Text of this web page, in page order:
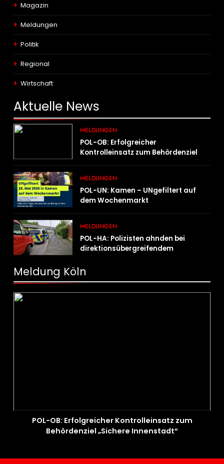
Magazin
Meldungen
Politik
Regional
Wirtschaft
Aktuelle News
MELDUNGEN
POL-OB: Erfolgreicher
Kontrolleinsatz zum Behördenziel
MELDUNGEN
POL-UN: Kamen – UNgefiltert auf
dem Wochenmarkt
MELDUNGEN
POL-HA: Polizisten ahnden bei
direktionsübergreifendem
Meldung Köln
POL-OB: Erfolgreicher Kontrolleinsatz zum
Behördenziel „Sichere Innenstadt“